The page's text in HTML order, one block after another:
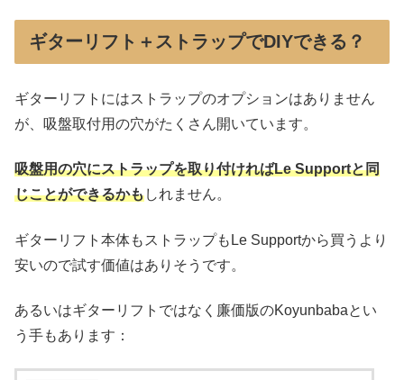
ギターリフト＋ストラップでDIYできる？
ギターリフトにはストラップのオプションはありません
が、吸盤取付用の穴がたくさん開いています。
吸盤用の穴にストラップを取り付ければLe Supportと同
じことができるかもしれません。
ギターリフト本体もストラップもLe Supportから買うより
安いので試す価値はありそうです。
あるいはギターリフトではなく廉価版のKoyunbabaとい
う手もあります：